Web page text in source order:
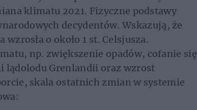
klimatu 2021. Fizyczne podstawy
decydentów. Wskazują, że
o około 1 st. Celsjusza.
np. zwiększenie opadów, cofanie się
lądolodu Grenlandii oraz wzrost
skala ostatnich zmian w systemie